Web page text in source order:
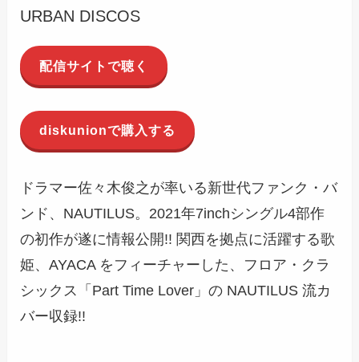
URBAN DISCOS
配信サイトで聴く
diskunionで購入する
ドラマー佐々木俊之が率いる新世代ファンク・バ
ンド、NAUTILUS。2021年7inchシングル4部作
の初作が遂に情報公開!! 関西を拠点に活躍する歌
姫、AYACA をフィーチャーした、フロア・クラ
シックス「Part Time Lover」の NAUTILUS 流カ
バー収録!!